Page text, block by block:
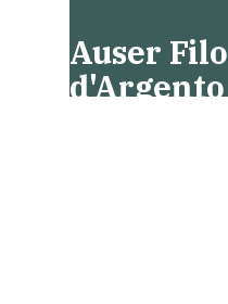
Auser Filo
d'Argento